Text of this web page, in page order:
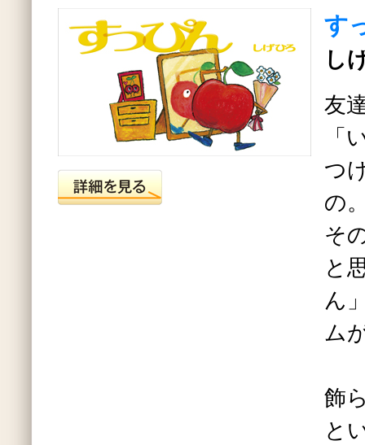
す
し
友
「
つ
の
そ
と
ん
ム
飾
と